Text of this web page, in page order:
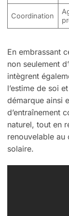
Coordination
En embrassant
non seulement
intègrent
l’estime de soi
démarque ainsi
d’entraînement
naturel, tout en
renouvelable au
solaire.